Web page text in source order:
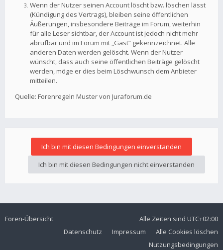
Wenn der Nutzer seinen Account löscht bzw. löschen lässt
(Kündigung des Vertrags), bleiben seine öffentlichen
Äußerungen, insbesondere Beiträge im Forum, weiterhin
für alle Leser sichtbar, der Account ist jedoch nicht mehr
abrufbar und im Forum mit „Gast“ gekennzeichnet. Alle
anderen Daten werden gelöscht. Wenn der Nutzer
wünscht, dass auch seine öffentlichen Beiträge gelöscht
werden, möge er dies beim Löschwunsch dem Anbieter
mitteilen.
Quelle: Forenregeln Muster von Juraforum.de
Foren-Übersicht Alle Zeiten sind UTC+02:00
Alle Cookies löschen
Impressum
Datenschutz
Nutzungsbedingungen